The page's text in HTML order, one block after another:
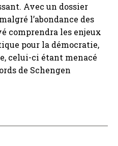
Avec un dossier
l’abondance des
comprendra les enjeux
pour la démocratie,
celui-ci étant menacé
de Schengen